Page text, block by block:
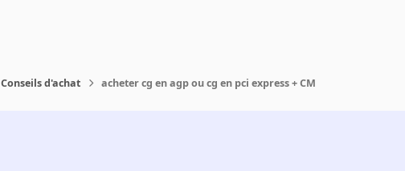
Conseils d'achat acheter cg en agp ou cg en pci express + CM